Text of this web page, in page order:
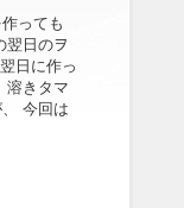
っても
翌日のヲ
日に作っ
溶きタマ
今回は